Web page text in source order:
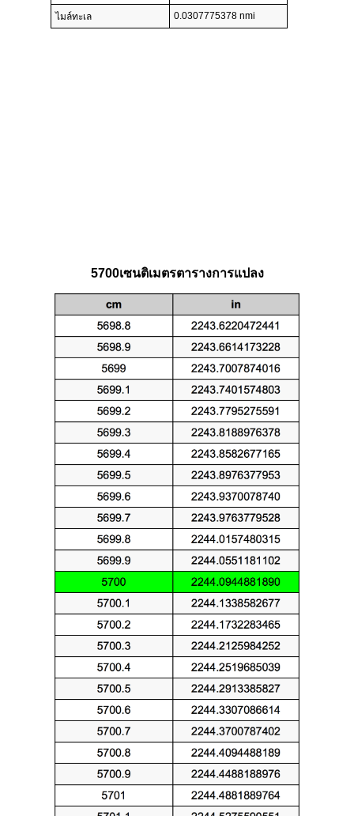
ไมล์ทะเล 0.0307775378 nmi
5700เซนติเมตรตารางการแปลง